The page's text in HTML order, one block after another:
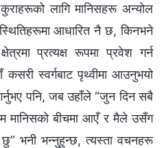
लागि मानिसहरू अन्योल
आधारित नै छ, किनभने
प्रत्यक्ष रूपमा प्रवेश गर्न
स्वर्गबाट पृथ्वीमा आउनुभयो
पनि, जब उहाँले “जुन दिन सबै
मानिसको बीचमा आएँ र मैले उसँग
छु” भनी भन्‍नुहुन्छ, त्यस्ता वचनहरू